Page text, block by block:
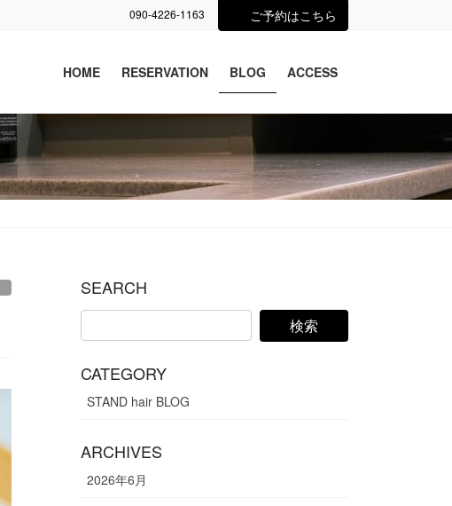
090-4226-1163 ご予約はこちら
HOME RESERVATION BLOG ACCESS
SEARCH
CATEGORY
STAND hair BLOG
ARCHIVES
2026年6月